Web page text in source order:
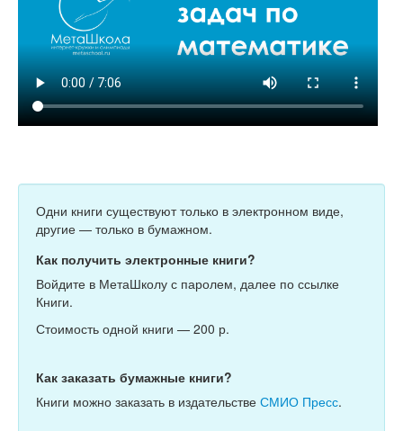
Одни книги существуют только в электронном виде,
другие — только в бумажном.
Как получить электронные книги?
Войдите в МетаШколу с паролем, далее по ссылке
Книги.
Стоимость одной книги — 200 р.
Как заказать бумажные книги?
Книги можно заказать в издательстве СМИО Пресс.